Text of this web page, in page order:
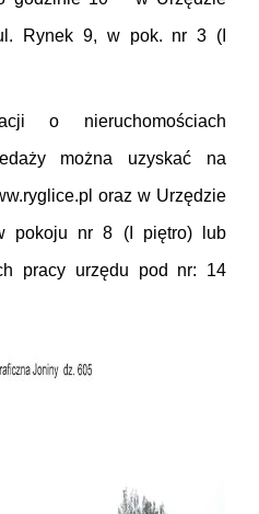
Rynek 9, w pok. nr 3 (I
o nieruchomościach
można uzyskać na
oraz w Urzędzie
pokoju nr 8 (I piętro) lub
pracy urzędu pod nr: 14